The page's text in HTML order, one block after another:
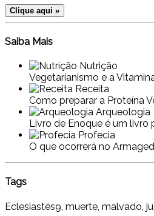
Clique aqui »
Saiba Mais
Nutrição
Vegetarianismo e a
Receita
Como preparar a Proteína
Arqueologia
Livro de Enoque é um livro
Profecia
O que ocorrerá no
Tags
Eclesiastés9, muerte, malvado,